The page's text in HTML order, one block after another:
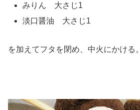
みりん 大さじ1
淡口醤油 大さじ1
を加えてフタを閉め、中火にかける。